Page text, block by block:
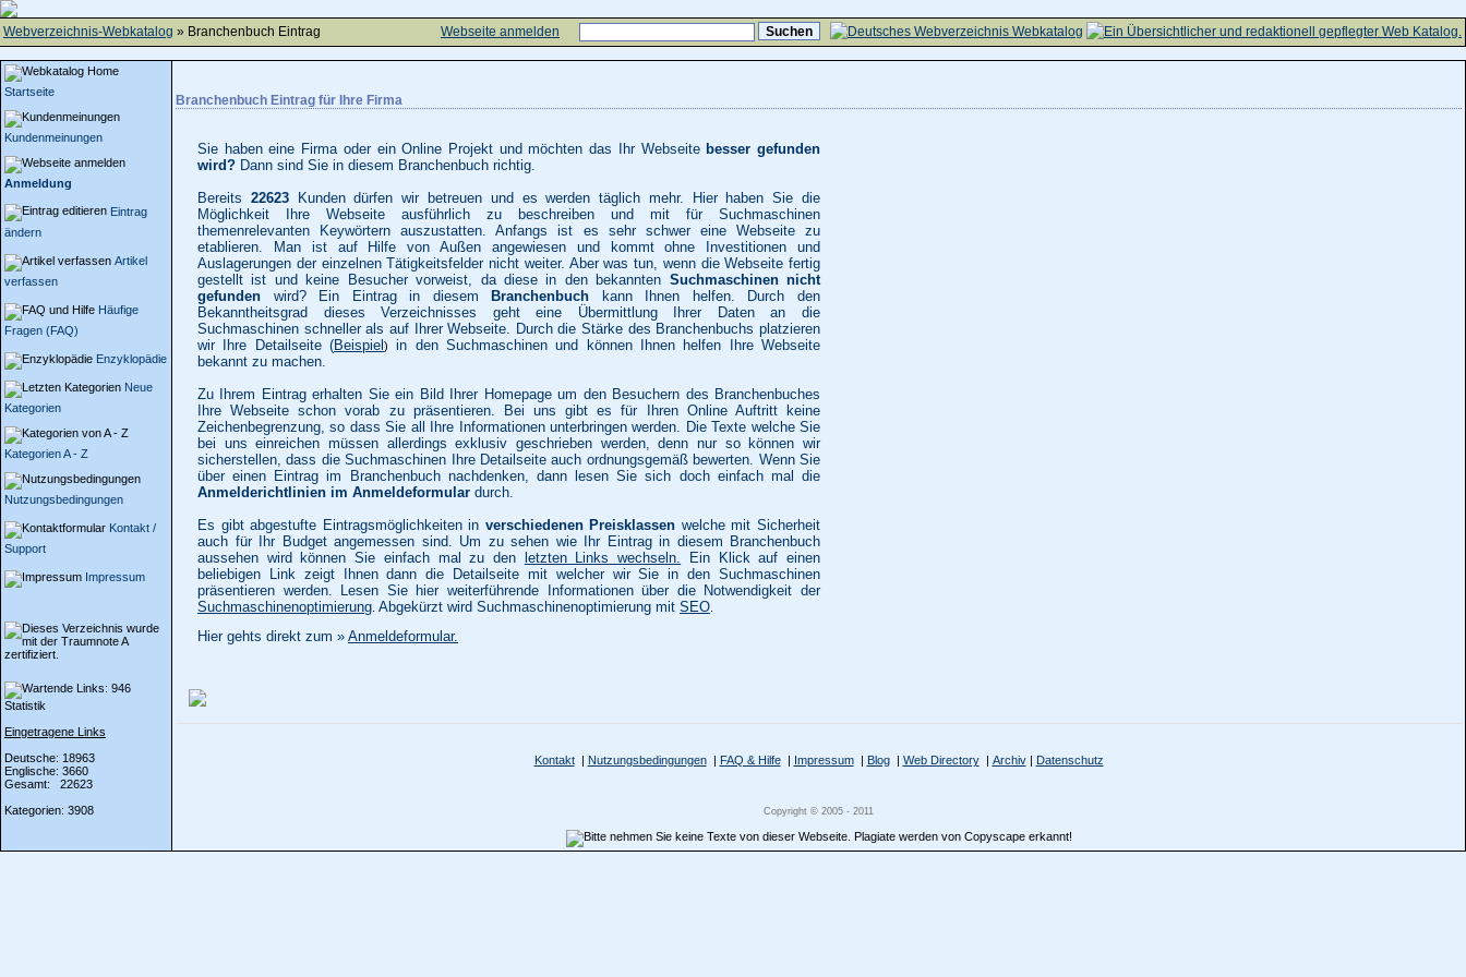
Webseite anmelden
Webverzeichnis-Webkatalog » Branchenbuch Eintrag
Startseite
Kundenmeinungen
Anmeldung
Eintrag
ändern
Artikel
verfassen
Häufige
Fragen (FAQ)
Enzyklopädie
Neue
Kategorien
Kategorien A - Z
Nutzungsbedingungen
Kontakt /
Support
Impressum
Statistik
Eingetragene Links
Deutsche: 18963
Englische: 3660
Gesamt: 22623
Kategorien: 3908
Branchenbuch Eintrag für Ihre Firma
Sie haben eine Firma oder ein Online Projekt und möchten das Ihr Webseite besser gefunden
wird? Dann sind Sie in diesem Branchenbuch richtig.
Bereits 22623Kunden dürfen wir betreuen und es werden täglich mehr. Hier haben Sie die
Möglichkeit Ihre Webseite ausführlich zu beschreiben und mit für Suchmaschinen
themenrelevanten Keywörtern auszustatten. Anfangs ist es sehr schwer eine Webseite zu
etablieren. Man ist auf Hilfe von Außen angewiesen und kommt ohne Investitionen und
Auslagerungen der einzelnen Tätigkeitsfelder nicht weiter. Aber was tun, wenn die Webseite fertig
gestellt ist und keine Besucher vorweist, da diese in den bekannten Suchmaschinen nicht
gefunden wird? Ein Eintrag in diesem Branchenbuch kann Ihnen helfen. Durch den
Bekanntheitsgrad dieses Verzeichnisses geht eine Übermittlung Ihrer Daten an die
Suchmaschinen schneller als auf Ihrer Webseite. Durch die Stärke des Branchenbuchs platzieren
wir Ihre Detailseite (Beispiel )
in den Suchmaschinen und können Ihnen helfen Ihre Webseite
bekannt zu machen.
Zu Ihrem Eintrag erhalten Sie ein Bild Ihrer Homepage um den Besuchern des Branchenbuches
Ihre Webseite schon vorab zu präsentieren. Bei uns gibt es für Ihren Online Auftritt keine
Zeichenbegrenzung, so dass Sie all Ihre Informationen unterbringen werden. Die Texte welche Sie
bei uns einreichen müssen allerdings exklusiv geschrieben werden, denn nur so können wir
sicherstellen, dass die Suchmaschinen Ihre Detailseite auch ordnungsgemäß bewerten. Wenn Sie
über einen Eintrag im Branchenbuch nachdenken, dann lesen Sie sich doch einfach mal die
Anmelderichtlinien im Anmeldeformular durch.
Es gibt abgestufte Eintragsmöglichkeiten in verschiedenen Preisklassen welche mit Sicherheit
auch für Ihr Budget angemessen sind. Um zu sehen wie Ihr Eintrag in diesem Branchenbuch
aussehen wird können Sie einfach mal zu den
letzten Links wechseln. Ein Klick auf einen
beliebigen Link zeigt Ihnen dann die Detailseite mit welcher wir Sie in den Suchmaschinen
präsentieren werden. Lesen Sie hier weiterführende Informationen über die Notwendigkeit der
Suchmaschinenoptimierung Abgekürzt wird Suchmaschinenoptimierung mit SEO
Hier gehts direkt zum » Anmeldeformular.
Kontakt| Nutzungsbedingungen| FAQ & Hilfe| Impressum| Blog| Web Directory| Archiv| Datenschutz
Copyright © 2005 - 2011